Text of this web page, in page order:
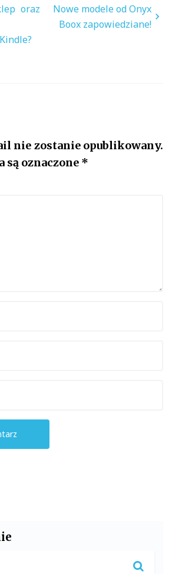
oraz
Nowe modele od Onyx
Boox zapowiedziane!
nie zostanie opublikowany.
są oznaczone *